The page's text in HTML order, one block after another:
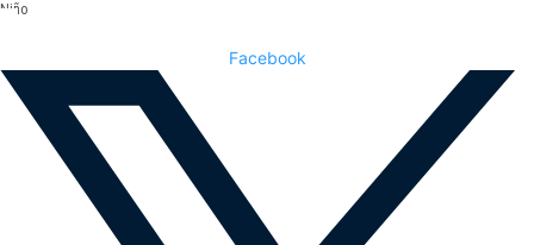
Niño
Facebook